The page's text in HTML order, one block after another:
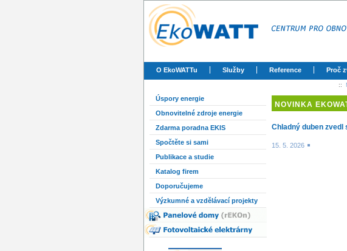
O EkoWATTu Služby Reference Proč
::
Úspory energie
Obnovitelné zdroje energie
Zdarma poradna EKIS
Spočtěte si sami
Publikace a studie
Katalog firem
Doporučujeme
Výzkumné a vzdělávací projekty
NOVINKA
Chladný duben
15. 5. 2026